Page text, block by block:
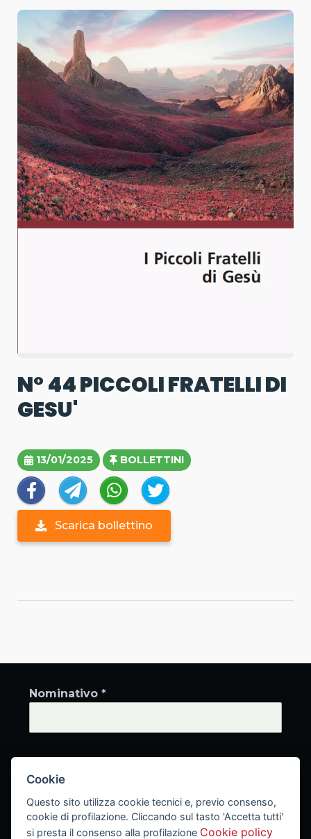
N° 44 PICCOLI FRATELLI DI
GESU'
13/01/2025 BOLLETTINI
Scarica bollettino
Nominativo *
Indirizzo email *
Cookie
Questo sito utilizza cookie tecnici e, previo consenso,
cookie di profilazione. Cliccando sul tasto 'Accetta tutti'
si presta il consenso alla profilazione Cookie policy